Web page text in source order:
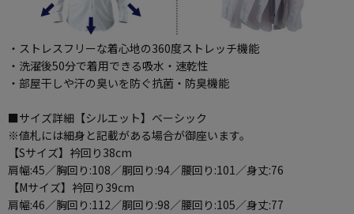
・ストレスフリーな着心地の360度ストレッチ機能
・洗濯後50分で着用できる吸水・速乾性
・部屋干しや汗の臭いを防ぐ抗菌・防臭機能
■サイズ詳細【シルエット】ベーシック
※値札には細身と記載がある場合が御座います。
【Sサイズ】衿回り38cm
肩幅:45／胸回り:108／胴回り:94／腰回り:101／身丈:76
【Mサイズ】衿回り39cm
肩幅:46／胸回り:112／胴回り:98／腰回り:105／身丈:77